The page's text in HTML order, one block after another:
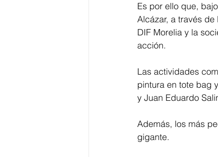
Es por ello que,
Alcázar, a través
DIF Morelia y la
acción.
Las actividades
pintura en tote bag
y Juan Eduardo
Además, los más
gigante.